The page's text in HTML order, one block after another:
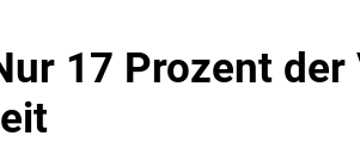
17 Prozent